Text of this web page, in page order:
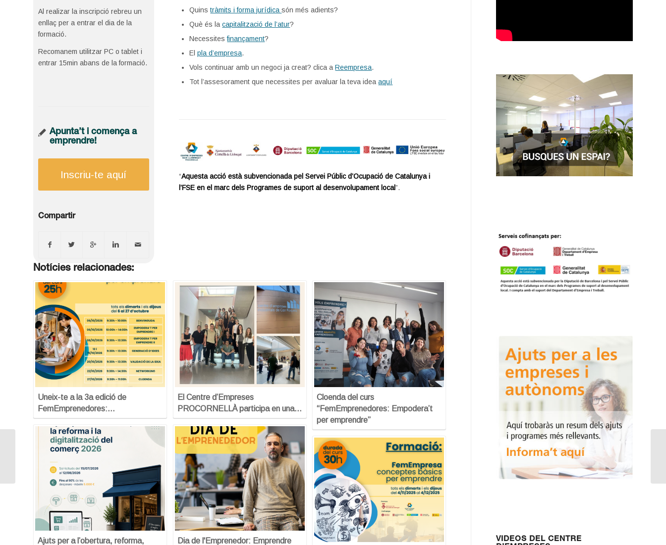
Al realizar la inscripció rebreu un
enllaç per a entrar el dia de la
formació.
Recomanem utilitzar PC o tablet i
entrar 15min abans de la formació.
Apunta’t i comença a
emprendre!
Inscriu-te aquí
Compartir
Quinstràmits i forma jurídicasón més adients?
Què és lacapitalització de l’atur?
Necessitesfinançament?
Elpla d’empresa.
Vols continuar amb un negoci ja creat? clica aReempresa.
Tot l’assesorament que necessites per avaluar la teva ideaaquí
“Aquesta acció està subvencionada pel Servei Públic d’Ocupació de Catalunya i
l’FSE en el marc dels Programes de suport al desenvolupament local”.
Notícies relacionades:
Uneix-te a la 3a edició de
FemEmprenedores:…
Ajuts per a l’obertura, reforma,
El Centre d’Empreses
PROCORNELLÀ participa en una…
Dia de l'Emprenedor: Emprendre
Cloenda del curs
“FemEmprenedores: Empodera’t
per emprendre”
VIDEOS DEL CENTRE
Sessió informativa sobre Ajuts per